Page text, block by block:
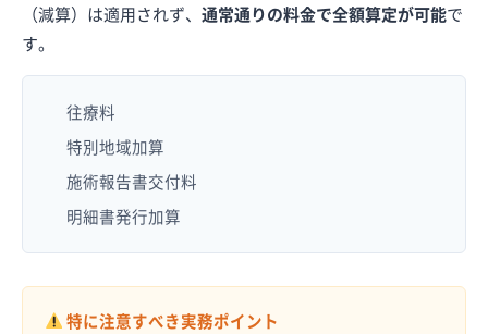
（減算）は適用されず、 通常通りの料金で全額算定が可能で
す。
往療料
特別地域加算
施術報告書交付料
明細書発行加算
特に注意すべき実務ポイント